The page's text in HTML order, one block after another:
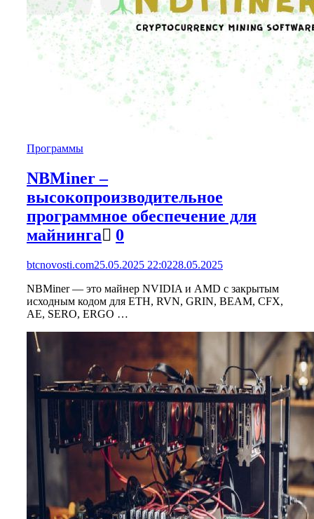
Программы
NBMiner –
высокопроизводительное
программное обеспечение для
майнинга
0
btcnovosti.com25.05.2025 22:0228.05.2025
NBMiner — это майнер NVIDIA и AMD с закрытым
исходным кодом для ETH, RVN, GRIN, BEAM, CFX,
AE, SERO, ERGO …